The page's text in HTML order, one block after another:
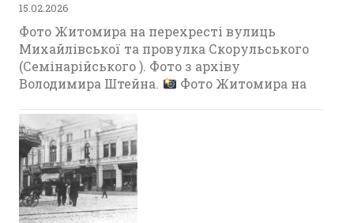
15.02.2026
Фото Житомира на перехресті вулиць
Михайлівської та провулка Скорульського
(Семінарійського ). Фото з архіву
Володимира Штейна.
Фото Житомира на